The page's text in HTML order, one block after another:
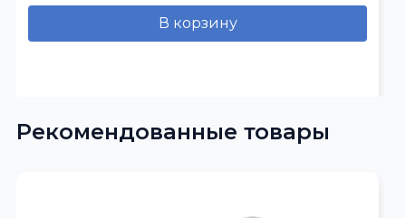
В корзину
Рекомендованные товары